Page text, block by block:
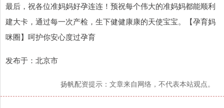
最后，祝各位准妈妈好孕连连！预祝每个伟大的准妈妈都能顺利
建大卡，通过每一次产检，生下健健康康的天使宝宝。【孕育妈
咪圈】呵护你安心度过孕育
发布于：北京市
扬帆配资提示：文章来自网络，不代表本站观点。